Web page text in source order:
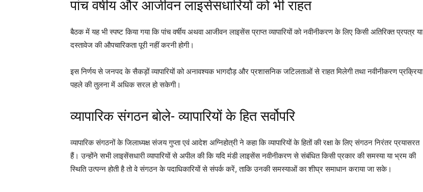
पांच वर्षीय और आजीवन लाइसेंसधारियों को भी राहत
बैठक में यह भी स्पष्ट किया गया कि पांच वर्षीय अथवा आजीवन लाइसेंस प्राप्त व्यापारियों को नवीनीकरण के लिए किसी अतिरिक्त प्रपत्र या
दस्तावेज की औपचारिकता पूरी नहीं करनी होगी।
इस निर्णय से जनपद के सैकड़ों व्यापारियों को अनावश्यक भागदौड़ और प्रशासनिक जटिलताओं से राहत मिलेगी तथा नवीनीकरण प्रक्रिया
पहले की तुलना में अधिक सरल हो सकेगी।
व्यापारिक संगठन बोले- व्यापारियों के हित सर्वोपरि
व्यापारिक संगठनों के जिलाध्यक्ष संजय गुप्ता एवं आदेश अग्निहोत्री ने कहा कि व्यापारियों के हितों की रक्षा के लिए संगठन निरंतर प्रयासरत
हैं। उन्होंने सभी लाइसेंसधारी व्यापारियों से अपील की कि यदि मंडी लाइसेंस नवीनीकरण से संबंधित किसी प्रकार की समस्या या भ्रम की
स्थिति उत्पन्न होती है तो वे संगठन के पदाधिकारियों से संपर्क करें, ताकि उनकी समस्याओं का शीघ्र समाधान कराया जा सके।